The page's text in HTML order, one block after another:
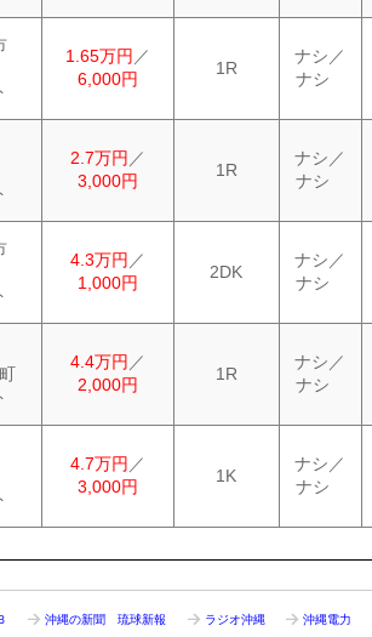
1.65万円 ／
6,000円
1R
ナシ／
ナシ
2.7万円 ／
3,000円
1R
ナシ／
ナシ
4.3万円 ／
1,000円
2DK
ナシ／
ナシ
4.4万円 ／
2,000円
1R
ナシ／
ナシ
4.7万円 ／
3,000円
1K
ナシ／
ナシ
沖縄の新聞 琉球新報 ラジオ沖縄 沖縄電力